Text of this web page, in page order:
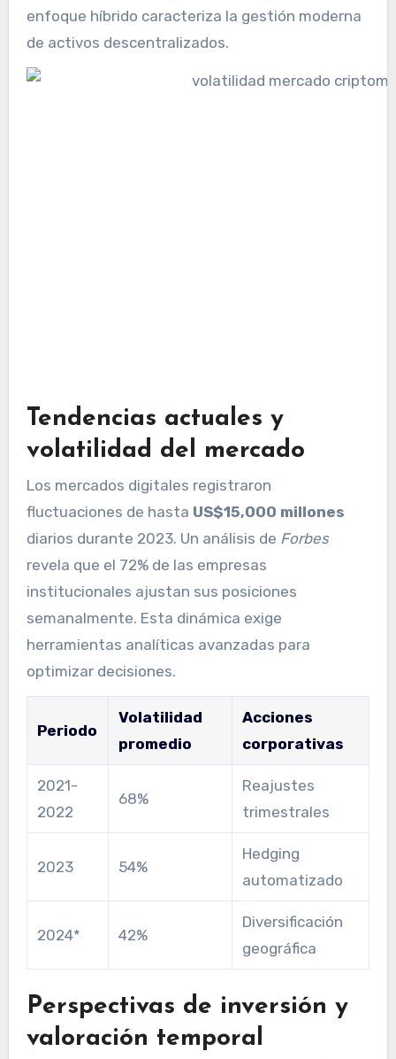
enfoque híbrido caracteriza la gestión moderna
de activos descentralizados.
Tendencias actuales y
volatilidad del mercado
Los mercados digitales registraron
fluctuaciones de hasta US$15,000 millones
diarios durante 2023. Un análisis de Forbes
revela que el 72% de las empresas
institucionales ajustan sus posiciones
semanalmente. Esta dinámica exige
herramientas analíticas avanzadas para
optimizar decisiones.
Periodo
Volatilidad
promedio
Acciones
corporativas
2021-
2022
68%
Reajustes
trimestrales
2023 54%
Hedging
automatizado
2024* 42%
Diversificación
geográfica
Perspectivas de inversión y
valoración temporal